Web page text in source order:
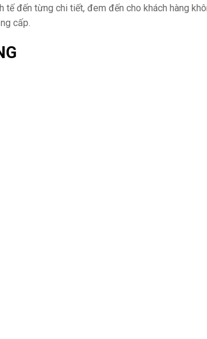
tế đến từng chi tiết, đem đến cho khách hàng
cấp.